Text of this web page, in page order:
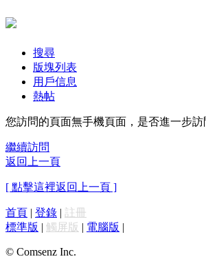
搜尋
版塊列表
用戶信息
熱帖
您訪問的頁面無手機頁面，是否進一步訪
繼續訪問
返回上一頁
[ 點擊這裡返回上一頁 ]
首頁 | 登錄 | 註冊
標準版 | 觸屏版 | 電腦版 |
© Comsenz Inc.